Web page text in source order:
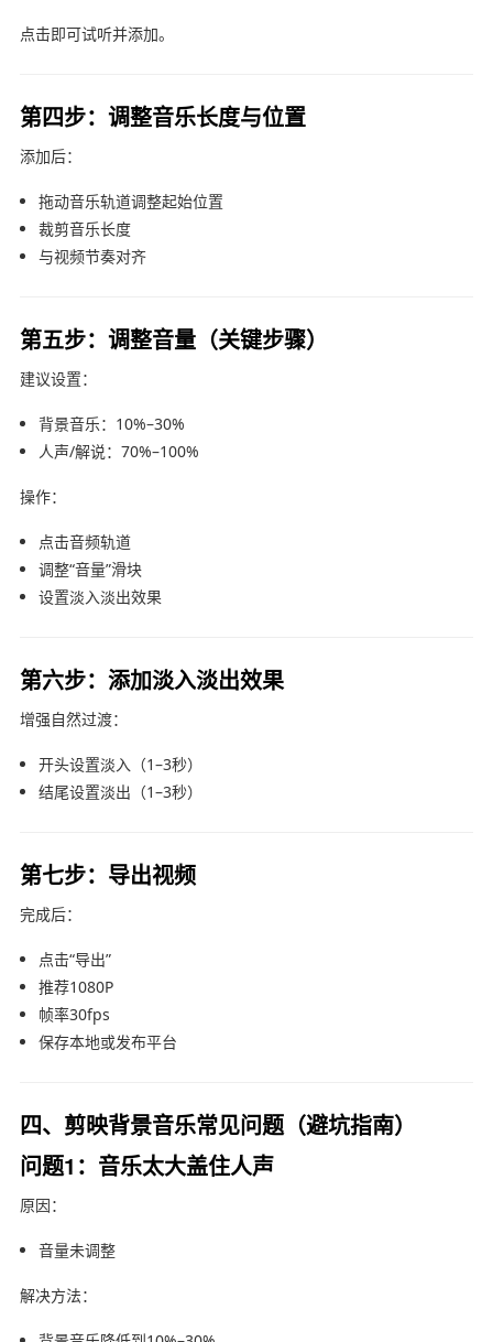
点击即可试听并添加。
第四步：调整音乐长度与位置
添加后：
拖动音乐轨道调整起始位置
裁剪音乐长度
与视频节奏对齐
第五步：调整音量（关键步骤）
建议设置：
背景音乐：10%–30%
人声/解说：70%–100%
操作：
点击音频轨道
调整“音量”滑块
设置淡入淡出效果
第六步：添加淡入淡出效果
增强自然过渡：
开头设置淡入（1–3秒）
结尾设置淡出（1–3秒）
第七步：导出视频
完成后：
点击“导出”
推荐1080P
帧率30fps
保存本地或发布平台
四、剪映背景音乐常见问题（避坑指南）
问题1：音乐太大盖住人声
原因：
音量未调整
解决方法：